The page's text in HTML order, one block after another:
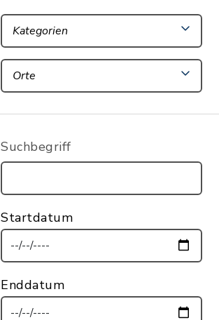
Kategorien
Orte
Suchbegriff
Startdatum
Enddatum